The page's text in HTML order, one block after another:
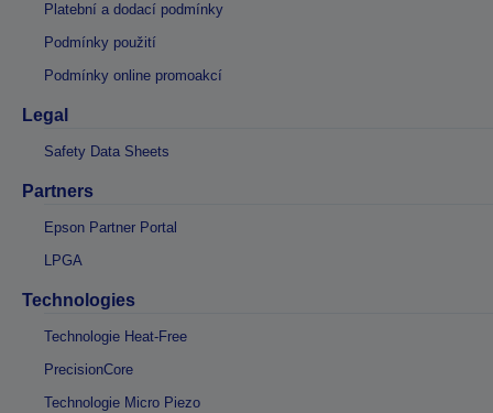
Platební a dodací podmínky
Podmínky použití
Podmínky online promoakcí
Legal
Safety Data Sheets
Partners
Epson Partner Portal
LPGA
Technologies
Technologie Heat-Free
PrecisionCore
Technologie Micro Piezo